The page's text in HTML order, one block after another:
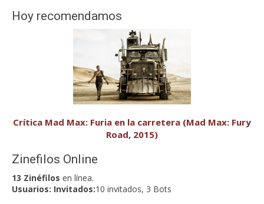
Hoy recomendamos
Crítica Mad Max: Furia en la carretera (Mad Max: Fury
Road, 2015)
Zinefilos Online
13 Zinéfilos en línea.
Usuarios: Invitados:10 invitados, 3 Bots